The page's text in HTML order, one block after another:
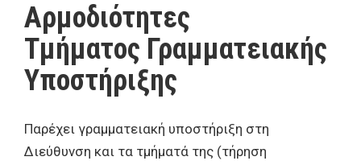
Αρμοδιότητες
Τμήματος Γραμματειακής
Υποστήριξης
Παρέχει γραμματειακή υποστήριξη στη
Διεύθυνση και τα τμήματά της (τήρηση